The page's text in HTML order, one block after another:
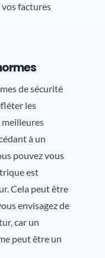
factures
de sécurité
les
meilleures
à un
pouvez vous
est
Cela peut être
envisagez de
car un
peut être un